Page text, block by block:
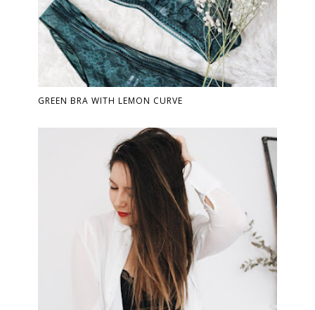
GREEN BRA WITH LEMON CURVE